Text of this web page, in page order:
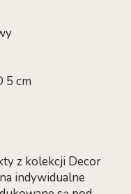
5 cm
z kolekcji Decor
indywidualne